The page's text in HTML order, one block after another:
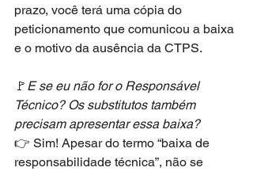
prazo, você terá uma cópia do
peticionamento que comunicou a baixa
e o motivo da ausência da CTPS.
🚩 E se eu não for o Responsável
Técnico? Os substitutos também
precisam apresentar essa baixa?
👉 Sim! Apesar do termo “baixa de
responsabilidade técnica”, não se